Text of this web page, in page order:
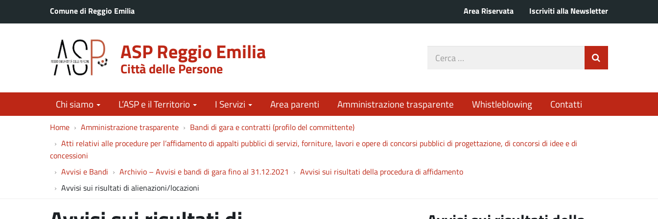
Comune di Reggio Emilia Area Riservata Iscriviti alla Newsletter
ASP Reggio Emilia
Città delle Persone
Cerca
Chi siamo L’ASP e il Territorio I Servizi Area parenti Amministrazione trasparente Whistleblowing Contatti
Home Amministrazione trasparente
Bandi di gara e contratti (profilo del committente)
Atti relativi alle procedure per l’affidamento di appalti pubblici di servizi, forniture, lavori e opere di concorsi pubblici di progettazione, di concorsi di idee e di
concessioni
Avvisi e Bandi
Archivio – Avvisi e bandi di gara fino al 31.12.2021
Avvisi sui risultati della procedura di affidamento
Avvisi sui risultati di alienazioni/locazioni